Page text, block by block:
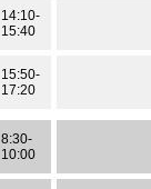
14:10-
15:40
15:50-
17:20
8:30-
10:00